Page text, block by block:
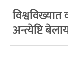
विश्वविख्यात
अन्त्येष्टि